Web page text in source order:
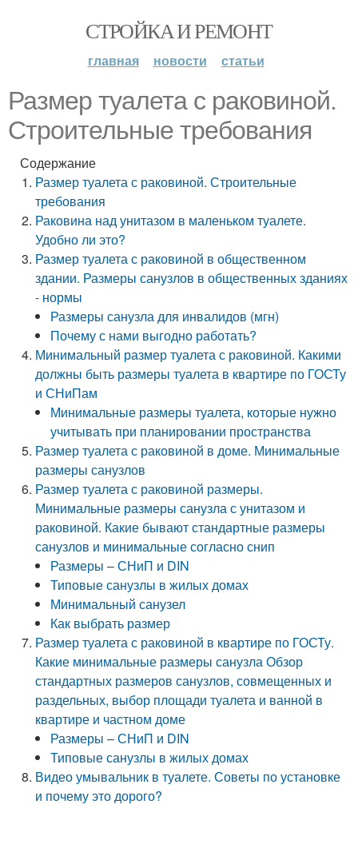
СТРОЙКА И РЕМОНТ
главная новости статьи
Размер туалета с раковиной.
Строительные требования
Содержание
Размер туалета с раковиной. Строительные
требования
Раковина над унитазом в маленьком туалете.
Удобно ли это?
Размер туалета с раковиной в общественном
здании. Размеры санузлов в общественных зданиях
- нормы
Размеры санузла для инвалидов (мгн)
Почему с нами выгодно работать?
Минимальный размер туалета с раковиной. Какими
должны быть размеры туалета в квартире по ГОСТу
и СНиПам
Минимальные размеры туалета, которые нужно
учитывать при планировании пространства
Размер туалета с раковиной в доме. Минимальные
размеры санузлов
Размер туалета с раковиной размеры.
Минимальные размеры санузла с унитазом и
раковиной. Какие бывают стандартные размеры
санузлов и минимальные согласно снип
Размеры – СНиП и DIN
Типовые санузлы в жилых домах
Минимальный санузел
Как выбрать размер
Размер туалета с раковиной в квартире по ГОСТу.
Какие минимальные размеры санузла Обзор
стандартных размеров санузлов, совмещенных и
раздельных, выбор площади туалета и ванной в
квартире и частном доме
Размеры – СНиП и DIN
Типовые санузлы в жилых домах
Видео умывальник в туалете. Советы по установке
и почему это дорого?